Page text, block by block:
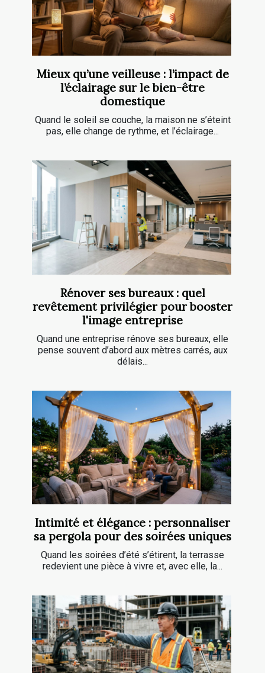
Mieux qu’une veilleuse : l’impact de
l’éclairage sur le bien-être
domestique
Quand le soleil se couche, la maison ne s’éteint
pas, elle change de rythme, et l’éclairage...
Rénover ses bureaux : quel
revêtement privilégier pour booster
l'image entreprise
Quand une entreprise rénove ses bureaux, elle
pense souvent d’abord aux mètres carrés, aux
délais...
Intimité et élégance : personnaliser
sa pergola pour des soirées uniques
Quand les soirées d’été s’étirent, la terrasse
redevient une pièce à vivre et, avec elle, la...